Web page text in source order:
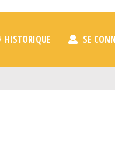
HISTORIQUE SE